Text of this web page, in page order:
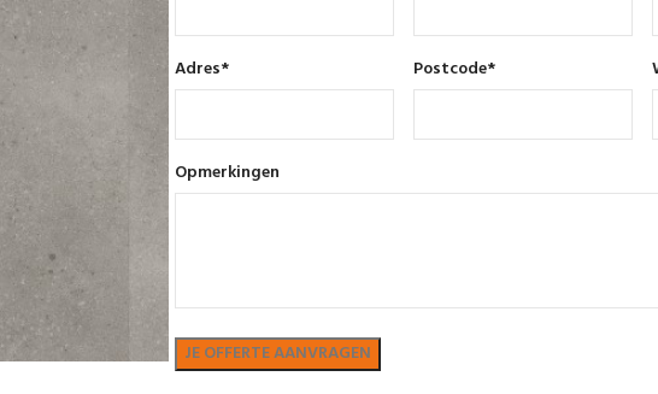
Adres* Postcode*
Opmerkingen